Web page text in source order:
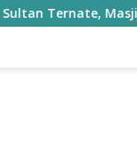
Masjid Nurul